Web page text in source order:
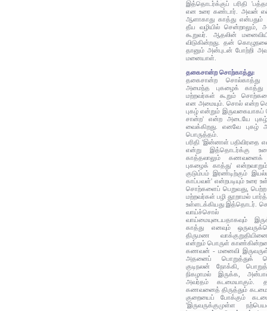
இத்தொடர்க்குப் பரிதி
என உரை கண்டார். அவன்
ஆளாகாது காத்து
தீய வழியில் சென்றாலும்,
கூறுவர். ஆதலின்
விடுகின்றது. தன்
தானும் அன்புடன் போற்றி
மனையாள்.
தகைசான்ற சொற்காத்து:
தகைசான்ற
அமைந்த புகழைக்
மற்றவர்கள் கூறும்
என அமையும். சொல் என்ற
புகழ் என்றும் இருவகையாகப்
சான்ற' என்ற அடையே
வைக்கிறது. எனவே புகழ்
பொருத்தம்.
பரிதி 'இன்னாள் பதிவிரதை
என்று இத்தொடர்க்கு
காத்தலாலும் கணவனைக்
புகழைக் காத்து' என்றவாறும்
குடும்பம் இரண்டிற்கும்
காப்பவள்' என்றபடியும் உரை
சொற்களைப் பெறுவது,
மற்றவர்கள் பழி தூறாமல்
உள்ளடக்கியது இத்தொடர்.
வாய்ச்சொல்
வாய்மையுடையதாகவும்
காத்து எனவும்
திருமண
என்றும் பொருள்
கணவன் - மனைவி இருவருள்
அதனைப் பொறுத்துக்
குடிநலன் நோக்கி,
நிகழாமல் இருக்க, அன்பால்
அவர்தம் கடமையாகும்.
கணவனைத் திருத்தும்
குறையைப் போக்கும்
'இருவருக்குமுள்ள